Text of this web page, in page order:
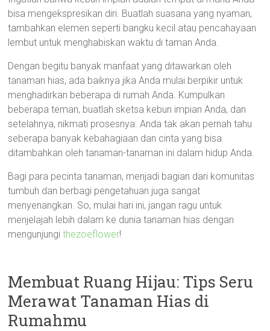
bisa mengekspresikan diri. Buatlah suasana yang nyaman,
tambahkan elemen seperti bangku kecil atau pencahayaan
lembut untuk menghabiskan waktu di taman Anda.
Dengan begitu banyak manfaat yang ditawarkan oleh
tanaman hias, ada baiknya jika Anda mulai berpikir untuk
menghadirkan beberapa di rumah Anda. Kumpulkan
beberapa teman, buatlah sketsa kebun impian Anda, dan
setelahnya, nikmati prosesnya. Anda tak akan pernah tahu
seberapa banyak kebahagiaan dan cinta yang bisa
ditambahkan oleh tanaman-tanaman ini dalam hidup Anda.
Bagi para pecinta tanaman, menjadi bagian dari komunitas
tumbuh dan berbagi pengetahuan juga sangat
menyenangkan. So, mulai hari ini, jangan ragu untuk
menjelajah lebih dalam ke dunia tanaman hias dengan
mengunjungithezoeflower!
Membuat Ruang Hijau: Tips Seru
Merawat Tanaman Hias di
Rumahmu